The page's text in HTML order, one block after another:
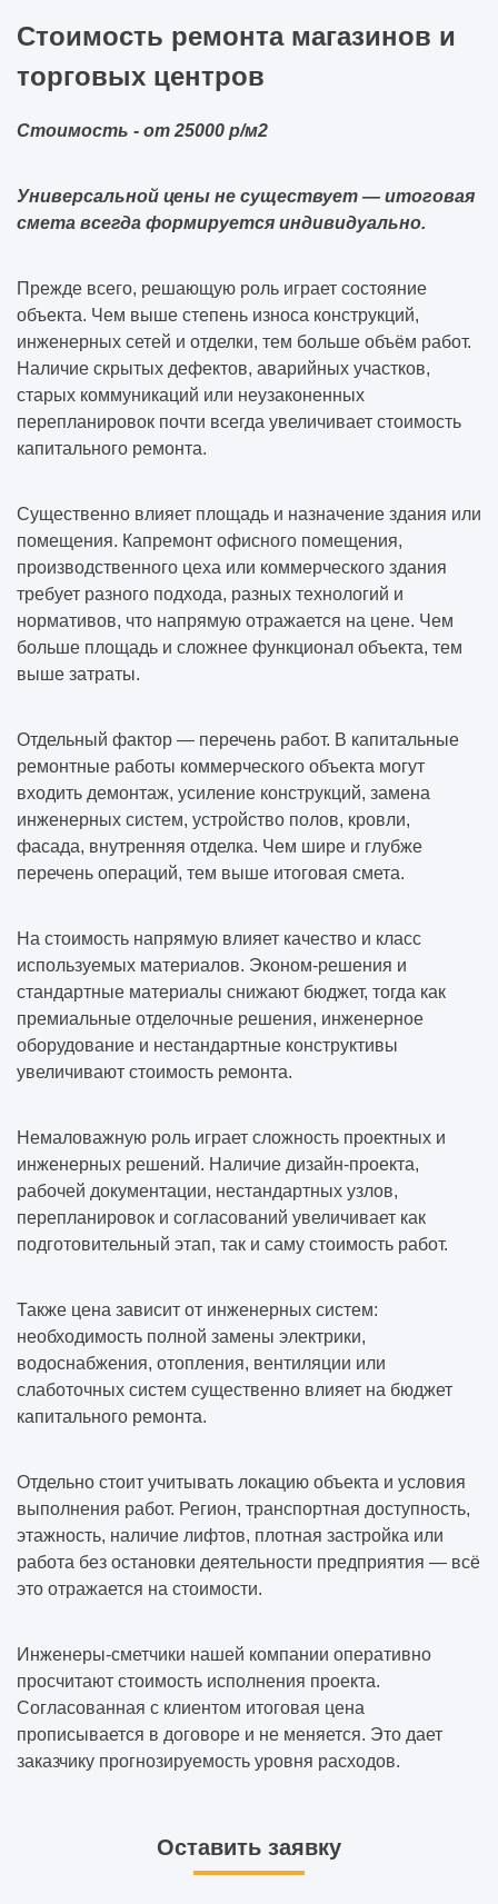
Стоимость ремонта магазинов и
торговых центров
Стоимость - от 25000 р/м2
Универсальной цены не существует — итоговая
смета всегда формируется индивидуально.
Прежде всего, решающую роль играет состояние
объекта. Чем выше степень износа конструкций,
инженерных сетей и отделки, тем больше объём работ.
Наличие скрытых дефектов, аварийных участков,
старых коммуникаций или неузаконенных
перепланировок почти всегда увеличивает стоимость
капитального ремонта.
Существенно влияет площадь и назначение здания или
помещения. Капремонт офисного помещения,
производственного цеха или коммерческого здания
требует разного подхода, разных технологий и
нормативов, что напрямую отражается на цене. Чем
больше площадь и сложнее функционал объекта, тем
выше затраты.
Отдельный фактор — перечень работ. В капитальные
ремонтные работы коммерческого объекта могут
входить демонтаж, усиление конструкций, замена
инженерных систем, устройство полов, кровли,
фасада, внутренняя отделка. Чем шире и глубже
перечень операций, тем выше итоговая смета.
На стоимость напрямую влияет качество и класс
используемых материалов. Эконом-решения и
стандартные материалы снижают бюджет, тогда как
премиальные отделочные решения, инженерное
оборудование и нестандартные конструктивы
увеличивают стоимость ремонта.
Немаловажную роль играет сложность проектных и
инженерных решений. Наличие дизайн-проекта,
рабочей документации, нестандартных узлов,
перепланировок и согласований увеличивает как
подготовительный этап, так и саму стоимость работ.
Также цена зависит от инженерных систем:
необходимость полной замены электрики,
водоснабжения, отопления, вентиляции или
слаботочных систем существенно влияет на бюджет
капитального ремонта.
Отдельно стоит учитывать локацию объекта и условия
выполнения работ. Регион, транспортная доступность,
этажность, наличие лифтов, плотная застройка или
работа без остановки деятельности предприятия — всё
это отражается на стоимости.
Инженеры-сметчики нашей компании оперативно
просчитают стоимость исполнения проекта.
Согласованная с клиентом итоговая цена
прописывается в договоре и не меняется. Это дает
заказчику прогнозируемость уровня расходов.
Оставить заявку